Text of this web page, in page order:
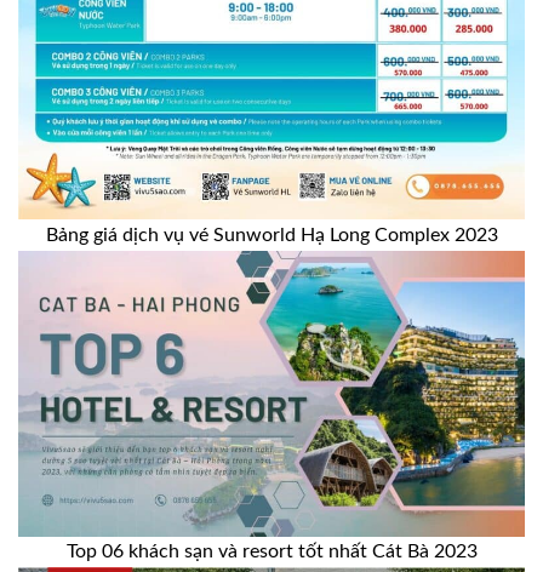
Bảng giá dịch vụ vé Sunworld Hạ Long Complex 2023
Top 06 khách sạn và resort tốt nhất Cát Bà 2023